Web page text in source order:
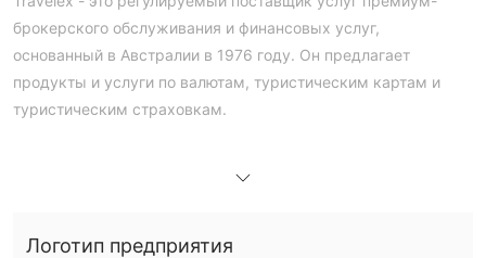
брокерского обслуживания и финансовых услуг,
основанный в Австралии в 1976 году. Он предлагает
продукты и услуги по валютам, туристическим картам и
туристическим страховкам.
Да. Travelex имеет лицензию от Комиссии по ценным
услуг. Его лицензионный номер - 000222444. Комиссия по
Логотип предприятия